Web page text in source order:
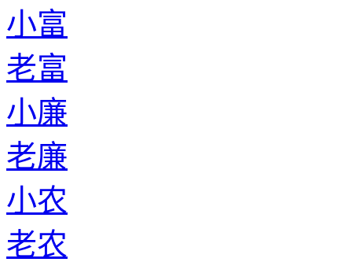
小富
老富
小廉
老廉
小农
老农